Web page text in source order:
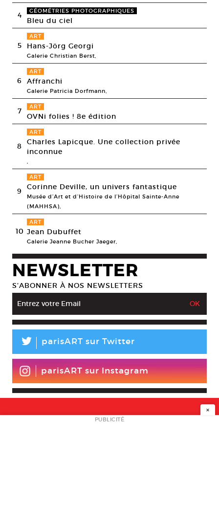
4 GÉOMÉTRIES PHOTOGRAPHIQUES
Bleu du ciel
5
ART
Hans-Jörg Georgi
Galerie Christian Berst,
6
ART
Affranchi
Galerie Patricia Dorfmann,
7 ART
OVNi folies ! 8e édition
8
ART
Charles Lapicque. Une collection privée
inconnue
,
9
ART
Corinne Deville, un univers fantastique
Musée d’Art et d’Histoire de l’Hôpital Sainte-Anne
(MAHHSA),
10
ART
Jean Dubuffet
Galerie Jeanne Bucher Jaeger,
NEWSLETTER
S’ABONNER À NOS NEWSLETTERS
L parisART sur Twitter
parisART sur Instagram
NEWSLETTER
×
PUBLICITÉ